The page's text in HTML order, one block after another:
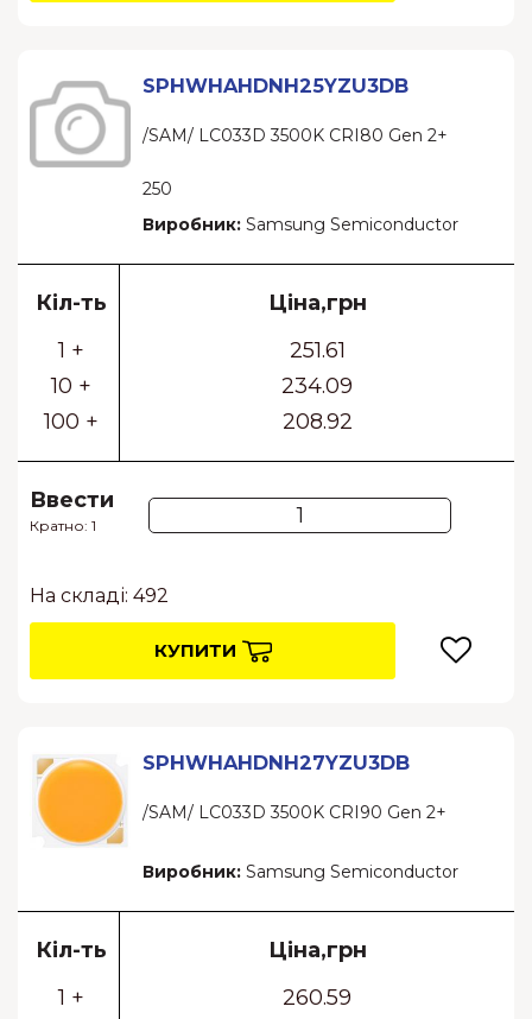
SPHWHAHDNH25YZU3DB
/SAM/ LC033D 3500K CRI80 Gen 2+
250
Виробник: Samsung Semiconductor
Кіл-ть
1 +
10 +
100 +
Ціна,грн
251.61
234.09
208.92
Ввести
Кратно: 1
На складі: 492
КУПИТИ
SPHWHAHDNH27YZU3DB
/SAM/ LC033D 3500K CRI90 Gen 2+
Виробник: Samsung Semiconductor
Кіл-ть
1 +
Ціна,грн
260.59